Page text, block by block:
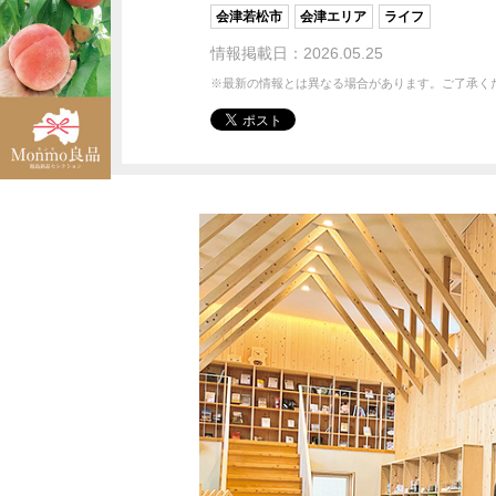
会津若松市 会津エリア ライフ
情報掲載日：2026.05.25
※最新の情報とは異なる場合があります。ご了承く